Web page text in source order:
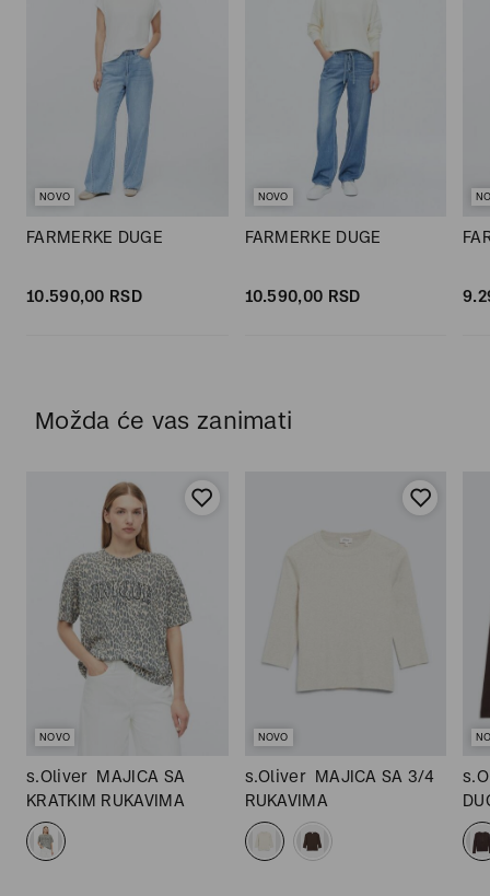
NOVO
FARMERKE DUGE
10.590,00 RSD
NOVO
FARMERKE DUGE
10.590,00 RSD
Možda će vas zanimati
NOVO
s.Oliver MAJICA SA
KRATKIM RUKAVIMA
NOVO
s.Oliver MAJICA SA 3/4
RUKAVIMA